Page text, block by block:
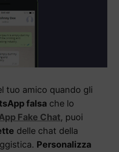
tuo amico quando gli
falsa che lo
Fake Chat, puoi
delle chat della
Personalizza